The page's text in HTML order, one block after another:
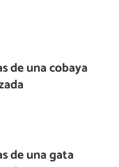
de una cobaya
de una gata